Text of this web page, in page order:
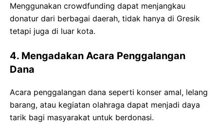
Menggunakan crowdfunding dapat menjangkau
donatur dari berbagai daerah, tidak hanya di Gresik
tetapi juga di luar kota.
4. Mengadakan Acara Penggalangan
Dana
Acara penggalangan dana seperti konser amal, lelang
barang, atau kegiatan olahraga dapat menjadi daya
tarik bagi masyarakat untuk berdonasi.